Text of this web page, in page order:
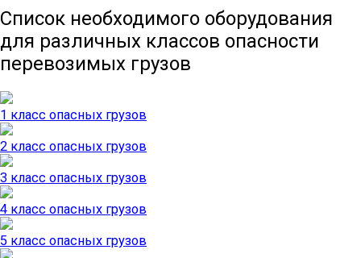
Список необходимого оборудования
для различных классов опасности
перевозимых грузов
1 класс опасных грузов
2 класс опасных грузов
3 класс опасных грузов
4 класс опасных грузов
5 класс опасных грузов